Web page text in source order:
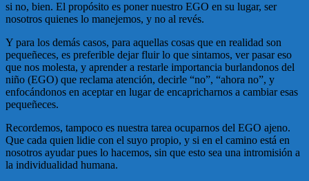
si no, bien. El propósito es poner nuestro EGO en su lugar, ser
nosotros quienes lo manejemos, y no al revés.
Y para los demás casos, para aquellas cosas que en realidad son
pequeñeces, es preferible dejar fluir lo que sintamos, ver pasar eso
que nos molesta, y aprender a restarle importancia burlandonos del
niño (EGO) que reclama atención, decirle “no”, “ahora no”, y
enfocándonos en aceptar en lugar de encapricharnos a cambiar esas
pequeñeces.
Recordemos, tampoco es nuestra tarea ocuparnos del EGO ajeno.
Que cada quien lidie con el suyo propio, y si en el camino está en
nosotros ayudar pues lo hacemos, sin que esto sea una intromisión a
la individualidad humana.